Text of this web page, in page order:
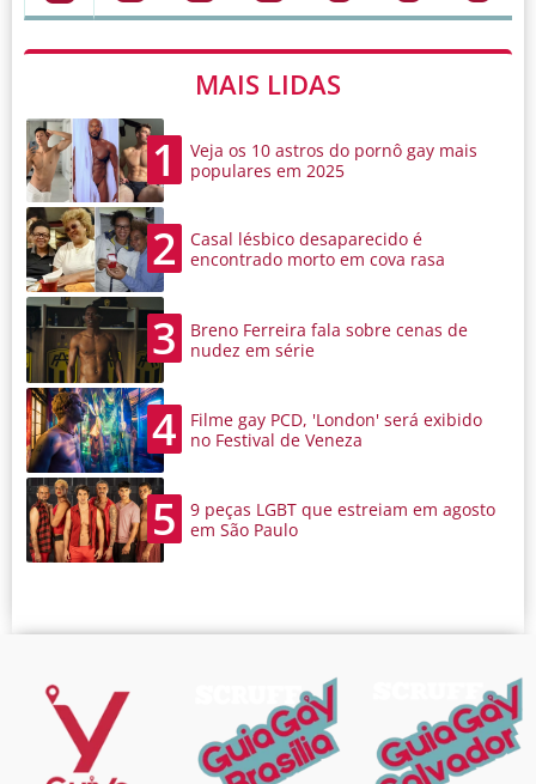
MAIS LIDAS
1
Veja os 10 astros do pornô gay mais
populares em 2025
2
Casal lésbico desaparecido é
encontrado morto em cova rasa
3
Breno Ferreira fala sobre cenas de
nudez em série
4
Filme gay PCD, 'London' será exibido
no Festival de Veneza
5
9 peças LGBT que estreiam em agosto
em São Paulo